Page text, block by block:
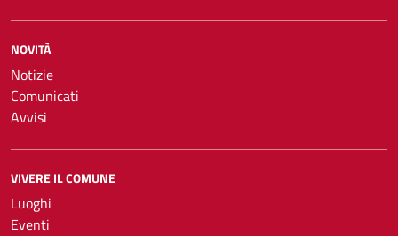
NOVITÀ
Notizie
Comunicati
Avvisi
VIVERE IL COMUNE
Luoghi
Eventi